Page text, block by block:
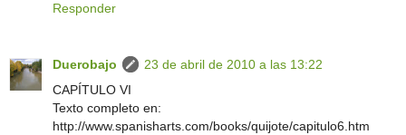
Responder
Duerobajo
23 de abril de 2010 a las 13:22
CAPÍTULO VI
Texto completo en:
http://www.spanisharts.com/books/quijote/capitulo6.htm